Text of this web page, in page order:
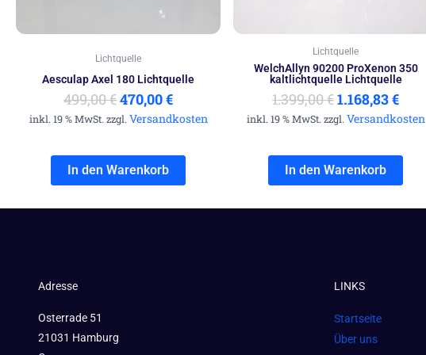
Lichtquelle
Aesculap Axel 180 Lichtquelle
499,00€470,00€
inkl. 19 % MwSt. zzgl. Versandkosten
In den Warenkorb
Lichtquelle
WelchAllyn 90200 ProXenon 350
kaltlichtquelle Lichtquelle
1.399,00€1.168,83€
inkl. 19 % MwSt. zzgl. Versandkosten
In den Warenkorb
Adresse
Osterrade 51
21031 Hamburg
LINKS
Startseite
Über uns